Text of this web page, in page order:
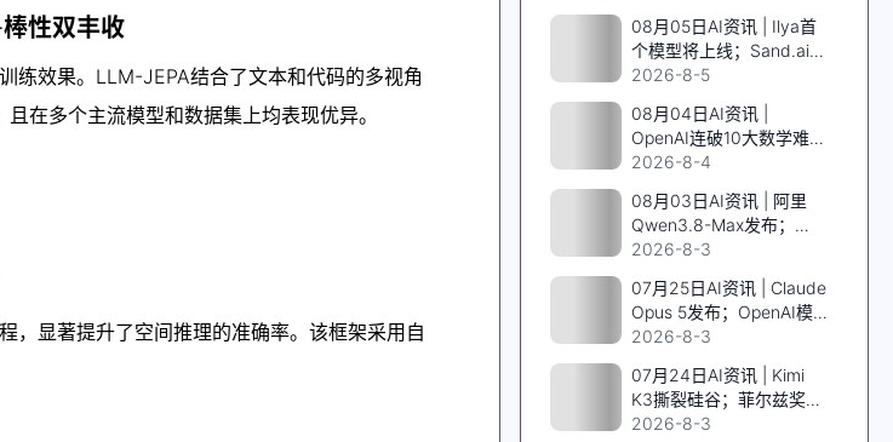
性双丰收
练效果。LLM-JEPA结合了文本和代码的多视角
在多个主流模型和数据集上均表现优异。
，显著提升了空间推理的准确率。该框架采用自
Jeff Dean离职创业；
Meta发布编程Agent；
MiniMax H3视频模型低价
上线
08月05日AI资讯 | Ilya首
个模型将上线；Sand.ai开
源千亿MoE视频模型；
SpaceX英伟达AI算力上
天；阿里发布Qwen3.8
2026-8-5
08月04日AI资讯 |
OpenAI连破10大数学难
题；DeepSeek V4 Flash
低价风暴；Qwen3.8-Max
首发；智元IPO前曝核心
班底
2026-8-4
08月03日AI资讯 | 阿里
Qwen3.8-Max发布；
Karpathy实测Opus5做
《指环王》游戏；AI拿下
IMO满分金牌；Grok学会
看片
2026-8-3
07月25日AI资讯 | Claude
Opus 5发布；OpenAI模
型8月上线；黄仁勋力挺开
源；诺奖得主AI造基因剪
刀
2026-8-3
07月24日AI资讯 | Kimi
K3撕裂硅谷；菲尔兹奖得
主加入OpenAI；Claude
2026-8-3